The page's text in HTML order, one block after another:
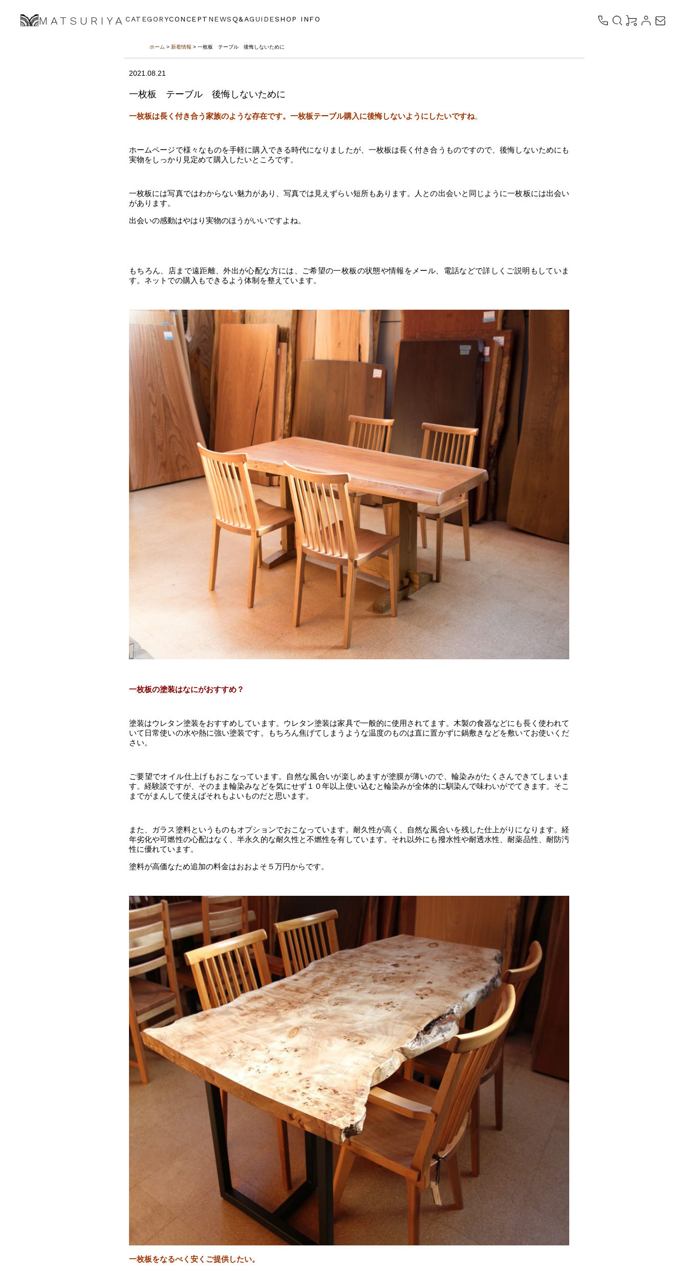
MATSURIYA CATEGORYCONCEPT NEWSQ&AGUIDESHOP INFO
ホーム > 新着情報 > 一枚板 テーブル 後悔しないために
2021.08.21
一枚板 テーブル 後悔しないために
一枚板は長く付き合う家族のような存在です。一枚板テーブル購入に後悔しないようにしたいですね。
ホームページで様々なものを手軽に購入できる時代になりましたが、一枚板は長く付き合うものですので、後悔しないためにも
実物をしっかり見定めて購入したいところです。
一枚板には写真ではわからない魅力があり、写真では見えずらい短所もあります。人との出会いと同じように一枚板には出会い
があります。
出会いの感動はやはり実物のほうがいいですよね。
もちろん、店まで遠距離、外出が心配な方には、ご希望の一枚板の状態や情報をメール、電話などで詳しくご説明もしていま
す。ネットでの購入もできるよう体制を整えています。
一枚板の塗装はなにがおすすめ？
塗装はウレタン塗装をおすすめしています。ウレタン塗装は家具で一般的に使用されてます。木製の食器などにも長く使われて
いて日常使いの水や熱に強い塗装です。もちろん焦げてしまうような温度のものは直に置かずに鍋敷きなどを敷いてお使いくだ
さい。
ご要望でオイル仕上げもおこなっています。自然な風合いが楽しめますが塗膜が薄いので、輪染みがたくさんできてしまいま
す。経験談ですが、そのまま輪染みなどを気にせず１０年以上使い込むと輪染みが全体的に馴染んで味わいがでてきます。そこ
までがまんして使えばそれもよいものだと思います。
また、ガラス塗料というものもオプションでおこなっています。耐久性が高く、自然な風合いを残した仕上がりになります。経
年劣化や可燃性の心配はなく、半永久的な耐久性と不燃性を有しています。それ以外にも撥水性や耐透水性、耐薬品性、耐防汚
性に優れています。
塗料が高価なため追加の料金はおおよそ５万円からです。
一枚板をなるべく安くご提供したい。